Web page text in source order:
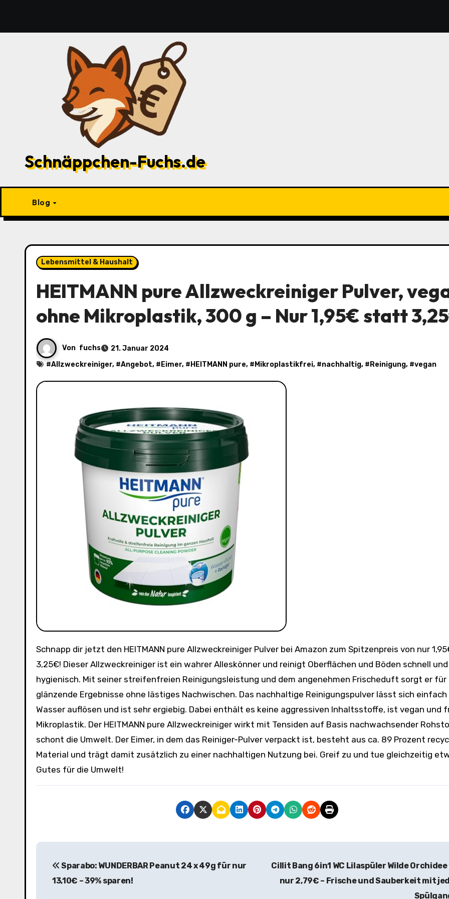
springen
Schnäppchen-Fuchs.de
Blog
Lebensmittel & Haushalt
HEITMANN pure Allzweckreiniger Pulver,
ohne Mikroplastik, 300 g – Nur 1,95€ statt
Von fuchs
21. Januar 2024
#Allzweckreiniger, #Angebot, # Eimer, # HEITMANN pure, # Mikroplastikfrei, #nachhaltig, # Reinigung, #vegan
Schnapp dir jetzt den HEITMANN pure Allzweckreiniger Pulver bei Amazon zum Spitzenpreis von nur 1,95€ statt
3,25€! Dieser Allzweckreiniger ist ein wahrer Alleskönner und reinigt Oberflächen und Böden schnell und
hygienisch. Mit seiner streifenfreien Reinigungsleistung und dem angenehmen Frischeduft sorgt er für
glänzende Ergebnisse ohne lästiges Nachwischen. Das nachhaltige Reinigungspulver lässt sich einfach
Wasser auflösen und ist sehr ergiebig. Dabei enthält es keine aggressiven Inhaltsstoffe, ist vegan und
Mikroplastik. Der HEITMANN pure Allzweckreiniger wirkt mit Tensiden auf Basis nachwachsender
schont die Umwelt. Der Eimer, in dem das Reiniger-Pulver verpackt ist, besteht aus ca. 89 Prozent
Material und trägt damit zusätzlich zu einer nachhaltigen Nutzung bei. Greif zu und tue gleichzeitig
Gutes für die Umwelt!
B
Sparabo: WUNDERBAR Peanut 24 x 49g für nur
13,10€ – 39% sparen!
Cillit Bang 6in1 WC Lilaspüler Wilde
nur 2,79€ – Frische und Sauberkeit mit